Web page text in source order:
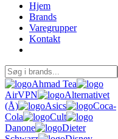
Hjem
Brands
Varegrupper
Kontakt
Ahmad Tea
AirVPN
Alternativet
(Å)
Asics
Coca-
Cola
Cult
Danone
Dieter